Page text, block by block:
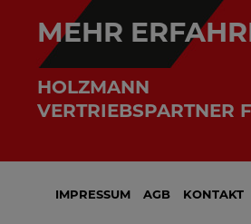
MEHR
HOLZMANN
VERTRIEBSPARTNER
IMPRESSUM AGB KONTAKT